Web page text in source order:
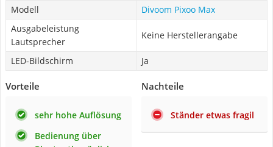
Modell
Divoom Pixoo Max
Ausgabeleistung
Lautsprecher
Keine Herstellerangabe
LED-Bildschirm Ja
Vorteile
sehr hohe Auflösung
Bedienung über
Nachteile
Ständer etwas fragil